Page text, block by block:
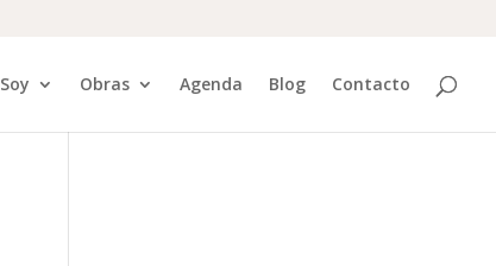
Soy Obras Agenda Blog Contacto